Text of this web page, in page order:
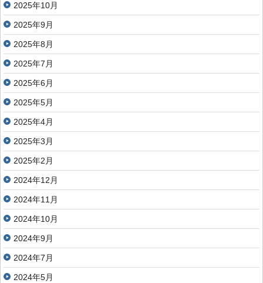
2025年10月
2025年9月
2025年8月
2025年7月
2025年6月
2025年5月
2025年4月
2025年3月
2025年2月
2024年12月
2024年11月
2024年10月
2024年9月
2024年7月
2024年5月